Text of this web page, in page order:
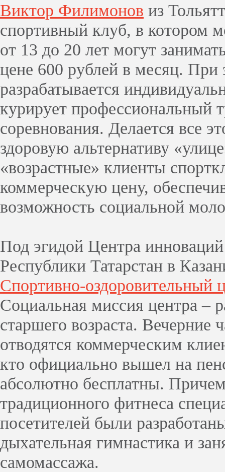
Виктор Филимонов из
спортивный клуб, в котором
от 13 до 20 лет могут
цене 600 рублей в месяц. При
разрабатывается
курирует профессиональный
соревнования. Делается все
здоровую альтернативу
«возрастные» клиенты
коммерческую цену,
возможность социальной
Под эгидой Центра
Республики Татарстан в
Спортивно-оздоровительный
Социальная миссия центра –
старшего возраста. Вечерние
отводятся коммерческим
кто официально вышел на
абсолютно бесплатны.
традиционного фитнеса
посетителей были
дыхательная гимнастика и
самомассажа.